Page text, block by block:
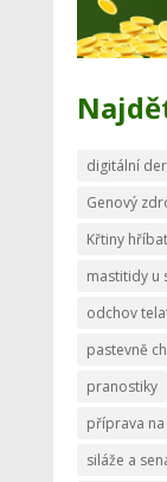
digitální
Genový
Křtiny hříbat
mastitidy u
odchov
pastevně
pranostiky
příprava na
siláže a